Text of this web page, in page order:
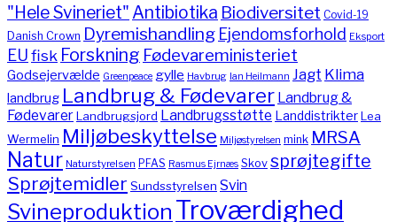
"Hele Svineriet" Antibiotika Biodiversitet Covid-19
Danish Crown Dyremishandling Ejendomsforhold Eksport
EUfisk Forskning Fødevareministeriet
Godsejervælde Greenpeace gylle Havbrug Ian Heilmann Jagt Klima
landbrug Landbrug & Fødevarer Landbrug &
FødevarerLandbrugsjord Landbrugsstøtte LanddistrikterLea
Wermelin Miljøbeskyttelse Miljøstyrelsen mink MRSA
Natur Naturstyrelsen PFAS Rasmus Ejrnæs Skov sprøjtegifte
Sprøjtemidler Sundsstyrelsen Svin
Svineproduktion Troværdighed